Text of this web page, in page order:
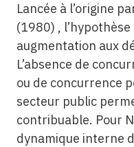
Lancée à l’origine
(1980) ,
augmentation aux
L’absence de
ou de concurrence
secteur public
contribuable. Pour
dynamique interne